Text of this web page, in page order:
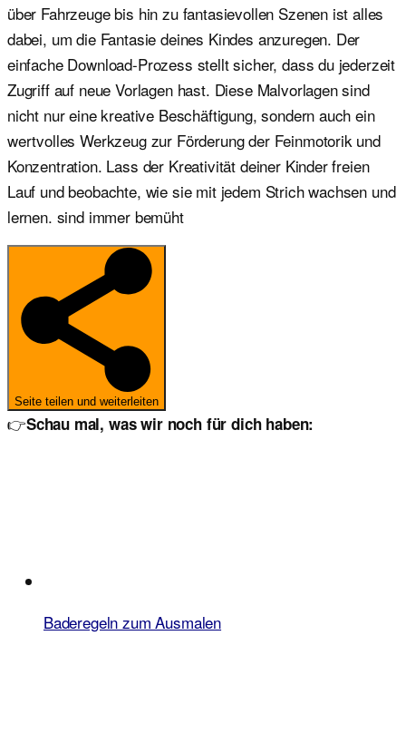
über Fahrzeuge bis hin zu fantasievollen Szenen ist alles
dabei, um die Fantasie deines Kindes anzuregen. Der
einfache Download-Prozess stellt sicher, dass du jederzeit
Zugriff auf neue Vorlagen hast. Diese Malvorlagen sind
nicht nur eine kreative Beschäftigung, sondern auch ein
wertvolles Werkzeug zur Förderung der Feinmotorik und
Konzentration. Lass der Kreativität deiner Kinder freien
Lauf und beobachte, wie sie mit jedem Strich wachsen und
lernen. sind immer bemüht
Seite teilen und weiterleiten
👉Schau mal, was wir noch für dich haben:
Baderegeln zum Ausmalen